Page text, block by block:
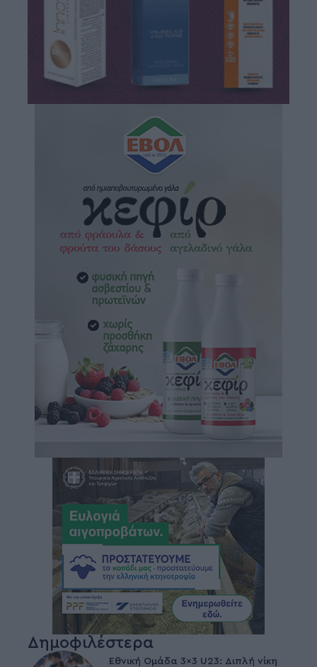
Δημοφιλέστερα
Εθνική Ομάδα 3×3 U23: Διπλή νίκη